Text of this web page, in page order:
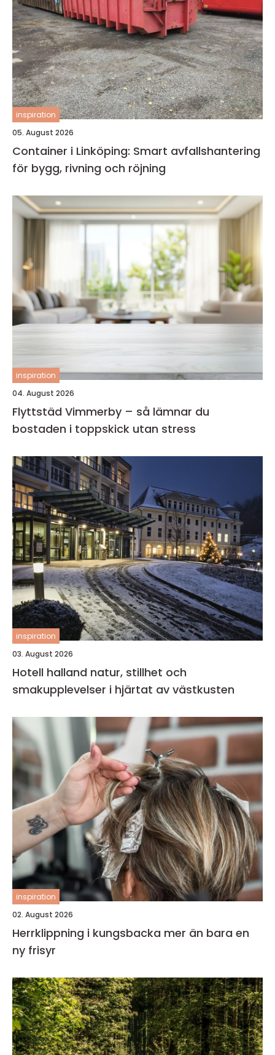
inspiration
05. August 2026
Container i Linköping: Smart avfallshantering
för bygg, rivning och röjning
inspiration
04. August 2026
Flyttstäd Vimmerby – så lämnar du
bostaden i toppskick utan stress
inspiration
03. August 2026
Hotell halland natur, stillhet och
smakupplevelser i hjärtat av västkusten
inspiration
02. August 2026
Herrklippning i kungsbacka mer än bara en
ny frisyr